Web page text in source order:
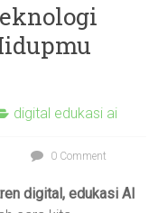
digital edukasi ai
0 Comment
digital, edukasi AI